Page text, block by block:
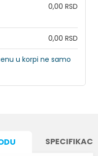
0,00 RSD
0,00 RSD
u korpi ne samo